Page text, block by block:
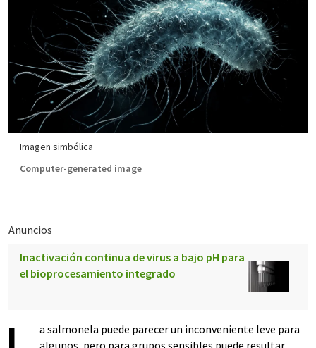
Imagen simbólica
Computer-generated image
Anuncios
Inactivación continua de virus a bajo pH para
el bioprocesamiento integrado
a salmonela puede parecer un inconveniente leve para
algunos, pero para grupos sensibles puede resultar